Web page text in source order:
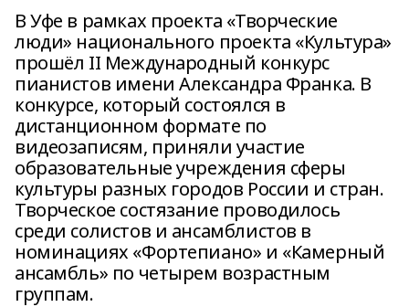
В Уфе в рамках проекта «Творческие
люди» национального проекта «Культура»
прошёл II Международный конкурс
пианистов имени Александра Франка. В
конкурсе, который состоялся в
дистанционном формате по
видеозаписям, приняли участие
образовательные учреждения сферы
культуры разных городов России и стран.
Творческое состязание проводилось
среди солистов и ансамблистов в
номинациях «Фортепиано» и «Камерный
ансамбль» по четырем возрастным
группам.